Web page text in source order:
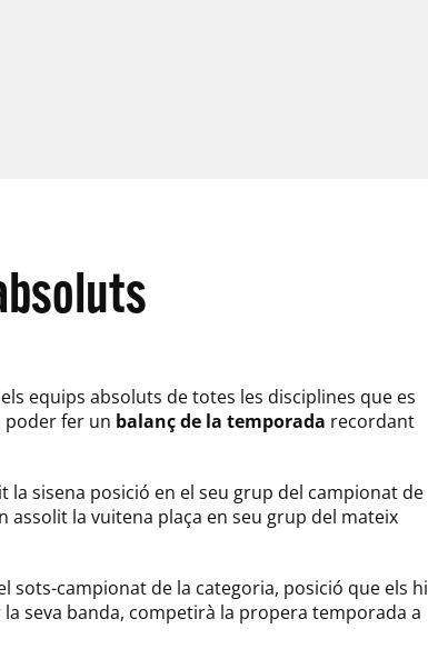
equips absoluts de totes les disciplines que es
poder fer un balanç de la temporada recordant
la sisena posició en el seu grup del campionat de
assolit la vuitena plaça en seu grup del mateix
sots-campionat de la categoria, posició que els hi
la seva banda, competirà la propera temporada a